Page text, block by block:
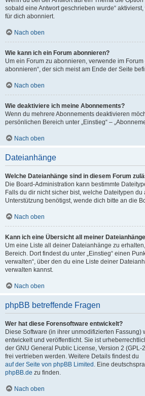
sobald eine Antwort geschrieben wurde“
für dich abonniert.
Nach oben
Wie kann ich ein Forum abonnieren?
Um ein Forum zu abonnieren, verwende im Forum
abonnieren“, der sich meist am Ende der Seite
Nach oben
Wie deaktiviere ich meine Abonnements?
Wenn du mehrere Abonnements deaktivieren
persönlichen Bereich unter „Einstieg“ –
Nach oben
Dateianhänge
Welche Dateianhänge sind in diesem Forum
Die Board-Administration kann bestimmte
Falls du dir nicht sicher bist, welche Dateitypen
Unterstützung benötigst, wende dich bitte an die
Nach oben
Kann ich eine Übersicht all meiner
Um eine Liste all deiner Dateianhänge zu
Bereich. Dort findest du unter „Einstieg“ einen
verwalten“, über den du eine Liste deiner
verwalten kannst.
Nach oben
phpBB betreffende Fragen
Wer hat diese Forensoftware entwickelt?
Diese Software (in ihrer unmodifizierten Fassung)
entwickelt und veröffentlicht. Sie ist
der GNU General Public License, Version 2 (GPL-
frei vertrieben werden. Weitere Details findest du
auf der Seite von phpBB Limited . Eine
phpBB.de zu finden.
Nach oben